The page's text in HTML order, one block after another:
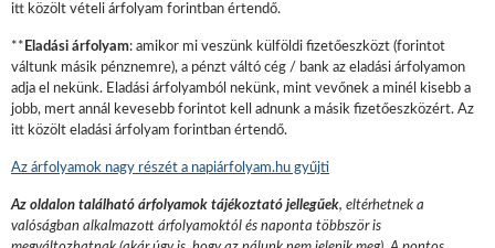
itt közölt vételi árfolyam forintban értendő.
** Eladási árfolyam: amikor mi veszünk külföldi fizetőeszközt (forintot
váltunk másik pénznemre), a pénzt váltó cég / bank az eladási árfolyamon
adja el nekünk. Eladási árfolyamból nekünk, mint vevőnek a minél kisebb a
jobb, mert annál kevesebb forintot kell adnunk a másik fizetőeszközért. Az
itt közölt eladási árfolyam forintban értendő.
Az árfolyamok nagy részét a napiárfolyam.hu gyűjti
Az oldalon található árfolyamok tájékoztató jellegűek, eltérhetnek a
valóságban alkalmazott árfolyamoktól és naponta többször is